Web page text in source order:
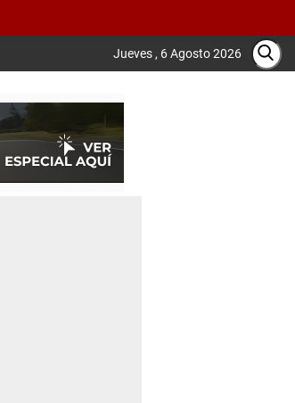
Jueves , 6 Agosto 2026